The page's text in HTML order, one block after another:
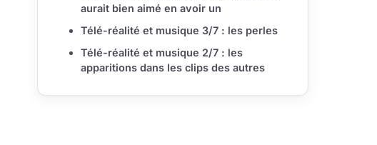
aurait bien aimé en avoir un
Télé-réalité et musique 3/7 : les perles
Télé-réalité et musique 2/7 : les
apparitions dans les clips des autres